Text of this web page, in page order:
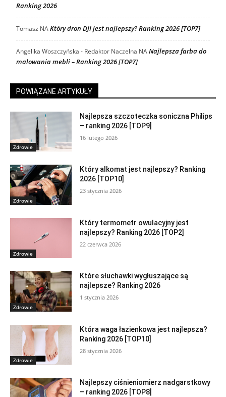
Ranking 2026
Tomasz NAKtóry dron DJI jest najlepszy? Ranking 2026 [TOP7]
Angelika Woszczyńska - Redaktor Naczelna NANajlepsza farba do
malowania mebli – Ranking 2026 [TOP7]
POWIĄZANE ARTYKUŁY
Zdrowie
Najlepsza szczoteczka soniczna Philips
– ranking 2026 [TOP9]
16 lutego 2026
Zdrowie
Który alkomat jest najlepszy? Ranking
2026 [TOP10]
23 stycznia 2026
Zdrowie
Który termometr owulacyjny jest
najlepszy? Ranking 2026 [TOP2]
22 czerwca 2026
Zdrowie
Które słuchawki wygłuszające są
najlepsze? Ranking 2026
1 stycznia 2026
Zdrowie
Która waga łazienkowa jest najlepsza?
Ranking 2026 [TOP10]
28 stycznia 2026
Najlepszy ciśnieniomierz nadgarstkowy
– ranking 2026 [TOP8]